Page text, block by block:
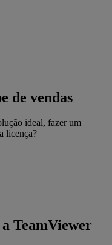
de vendas
ideal, fazer um
licença?
TeamViewer